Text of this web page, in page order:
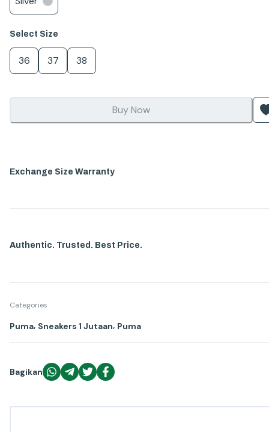
Select Size
36 37 38
Buy Now
Exchange Size Warranty
Authentic. Trusted. Best Price.
Categories
Puma, Sneakers 1 Jutaan, Puma
Bagikan